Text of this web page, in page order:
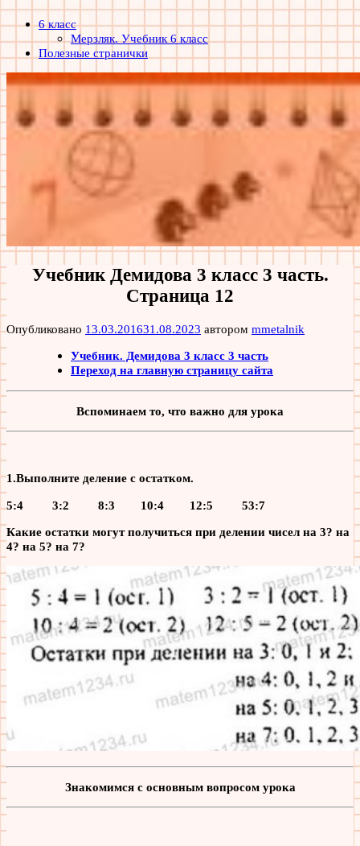
6 класс
Мерзляк. Учебник 6 класс
Полезные странички
Учебник Демидова 3 класс 3 часть.
Страница 12
Опубликовано 13.03.201631.08.2023 автором mmetalnik
Учебник. Демидова 3 класс 3 часть
Переход на главную страницу сайта
Вспоминаем то, что важно для урока
1.Выполните деление с остатком.
5:4 3:2 8:3 10:4 12:5 53:7
Какие остатки могут получиться при делении чисел на 3? на
4? на 5? на 7?
Знакомимся с основным вопросом урока